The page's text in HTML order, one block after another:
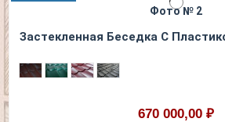
Застекленная Беседка С
670 000,00 ₽